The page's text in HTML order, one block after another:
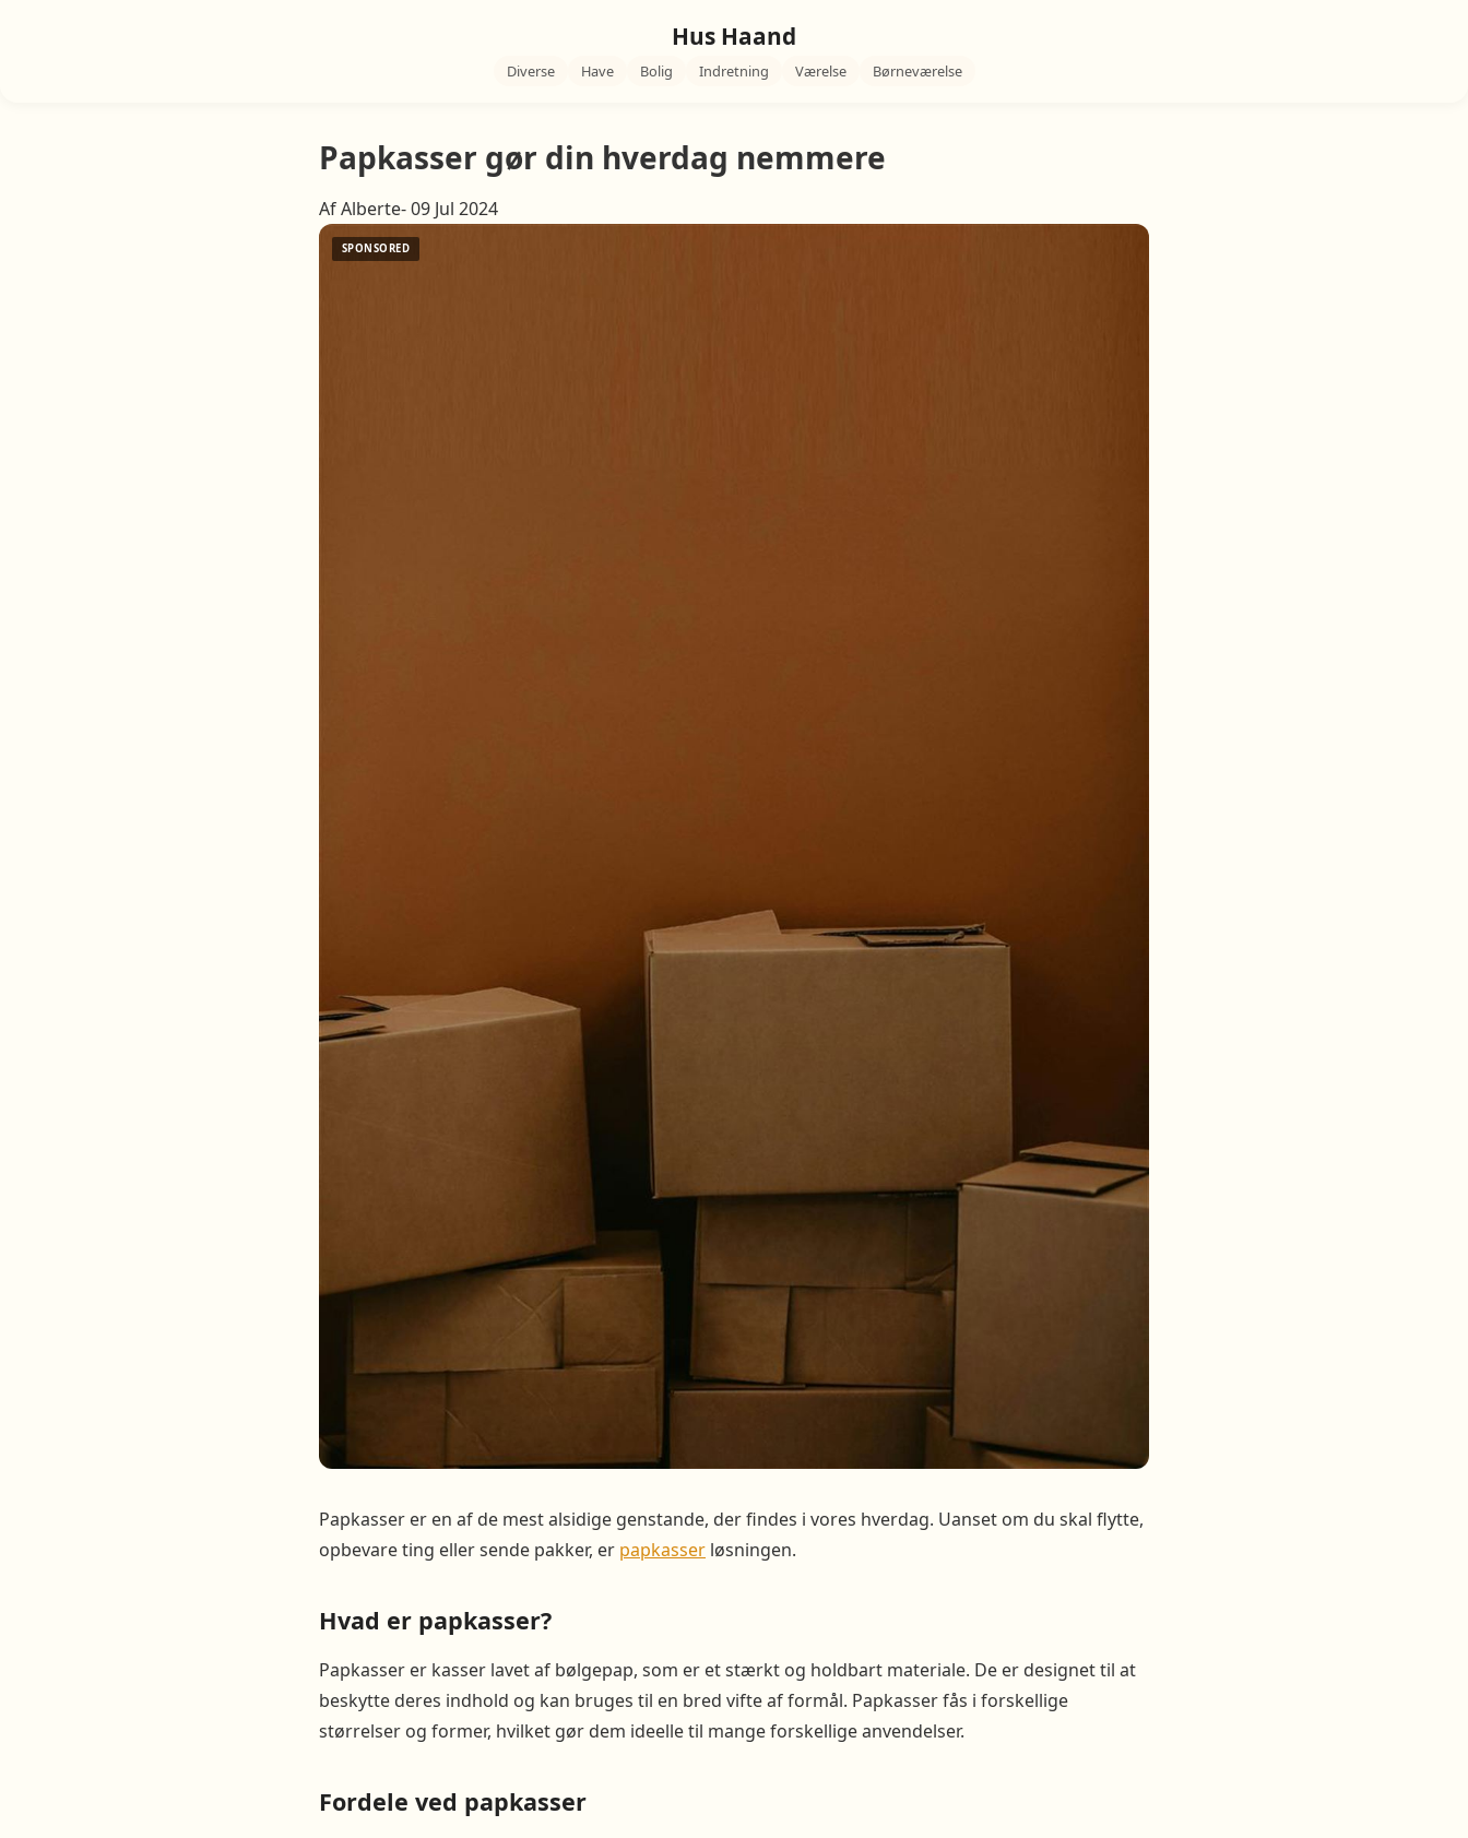
Hus Haand
Diverse Have Bolig Indretning Værelse Børneværelse
Papkasser gør din hverdag nemmere
Af Alberte- 09 Jul 2024
Papkasser er en af de mest alsidige genstande, der findes i vores hverdag. Uanset om du skal flytte,
opbevare ting eller sende pakker, er papkasser løsningen.
Hvad er papkasser?
Papkasser er kasser lavet af bølgepap, som er et stærkt og holdbart materiale. De er designet til at
beskytte deres indhold og kan bruges til en bred vifte af formål. Papkasser fås i forskellige
størrelser og former, hvilket gør dem ideelle til mange forskellige anvendelser.
Fordele ved papkasser